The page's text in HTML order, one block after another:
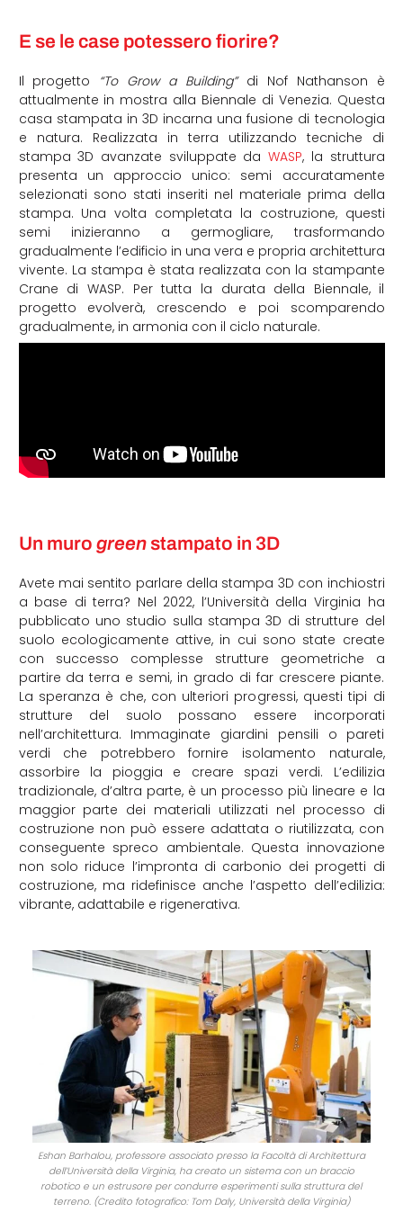
E se le case potessero fiorire?
Il progetto “To Grow a Building”di Nof Nathanson è
attualmente in mostra alla Biennale di Venezia. Questa
casa stampata in 3D incarna una fusione di tecnologia
e natura. Realizzata in terra utilizzando tecniche di
stampa 3D avanzate sviluppate daWASP, la struttura
presenta un approccio unico: semi accuratamente
selezionati sono stati inseriti nel materiale prima della
stampa. Una volta completata la costruzione, questi
semi inizieranno a germogliare, trasformando
gradualmente l’edificio in una vera e propria architettura
vivente. La stampa è stata realizzata con la stampante
Crane di WASP. Per tutta la durata della Biennale, il
progetto evolverà, crescendo e poi scomparendo
gradualmente, in armonia con il ciclo naturale.
Un muro greenstampato in 3D
Avete mai sentito parlare della stampa 3D con inchiostri
a base di terra? Nel 2022, l’Università della Virginia ha
pubblicato uno studio sulla stampa 3D di strutture del
suolo ecologicamente attive, in cui sono state create
con successo complesse strutture geometriche a
partire da terra e semi, in grado di far crescere piante.
La speranza è che, con ulteriori progressi, questi tipi di
strutture del suolo possano essere incorporati
nell’architettura. Immaginate giardini pensili o pareti
verdi che potrebbero fornire isolamento naturale,
assorbire la pioggia e creare spazi verdi. L’edilizia
tradizionale, d’altra parte, è un processo più lineare e la
maggior parte dei materiali utilizzati nel processo di
costruzione non può essere adattata o riutilizzata, con
conseguente spreco ambientale. Questa innovazione
non solo riduce l’impronta di carbonio dei progetti di
costruzione, ma ridefinisce anche l’aspetto dell’edilizia:
vibrante, adattabile e rigenerativa.
Eshan Barhalou, professore associato presso la Facoltà di Architettura
dell’Università della Virginia, ha creato un sistema con un braccio
robotico e un estrusore per condurre esperimenti sulla struttura del
terreno. (Credito fotografico: Tom Daly, Università della Virginia)